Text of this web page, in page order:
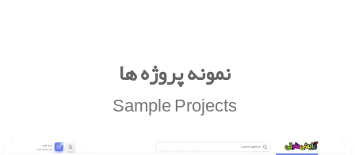
نمونه پروژه ها
Sample Projects